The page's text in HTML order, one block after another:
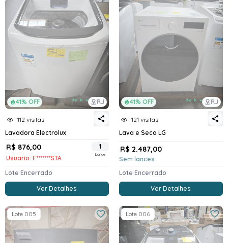
41% OFF RJ
112 visitas
Lavadora Electrolux
R$ 876,00
Usuario: F*******STA
1
Lance
Lote Encerrado
Ver Detalhes
41% OFF RJ
121 visitas
Lava e Seca LG
R$ 2.487,00
Sem lances
Lote Encerrado
Ver Detalhes
Lote 005 Lote 006